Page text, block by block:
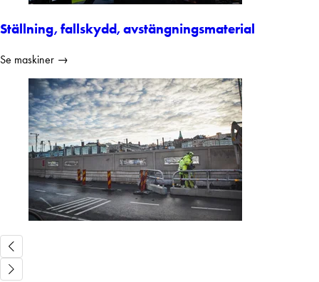
Ställning, fallskydd, avstängningsmaterial
Se maskiner →